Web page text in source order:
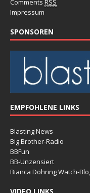
Comments RSS
Impressum
SPONSOREN
EMPFOHLENE LINKS
Blasting News
Big Brother-Radio
BBFun
BB-Unzensiert
Bianca Döhring Watch-